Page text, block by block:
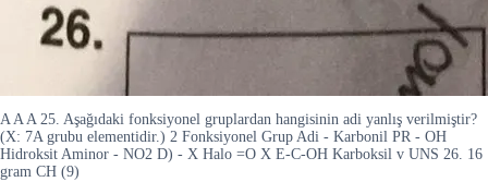
A A A 25. Aşağıdaki fonksiyonel gruplardan hangisinin adi yanlış verilmiştir?
(X: 7A grubu elementidir.) 2 Fonksiyonel Grup Adi - Karbonil PR - OH
Hidroksit Aminor - NO2 D) - X Halo =O X E-C-OH Karboksil v UNS 26. 16
gram CH (9)